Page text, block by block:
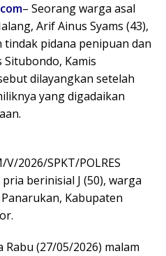
– Seorang warga asal
Arif Ainus Syams (43),
pidana penipuan dan
Kamis
dilayangkan setelah
yang digadaikan
V/2026/SPKT/POLRES
berinisial J (50), warga
Kabupaten
(27/05/2026) malam